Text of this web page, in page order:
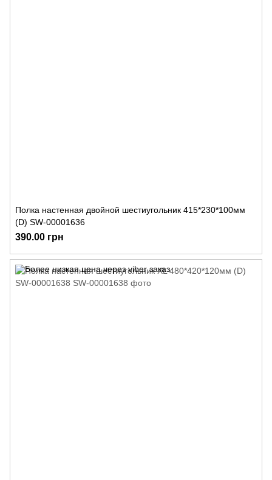
Полка настенная двойной шестиугольник 415*230*100мм
(D) SW-00001636
390.00 грн